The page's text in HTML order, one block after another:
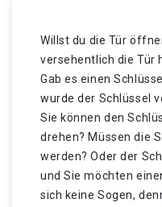
Willst du die Tür
versehentlich die Tür
Gab es einen
wurde der Schlüssel
Sie können den
drehen? Müssen die
werden? Oder der
und Sie möchten
sich keine Sogen,